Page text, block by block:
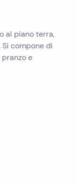
al piano terra,
compone di
e